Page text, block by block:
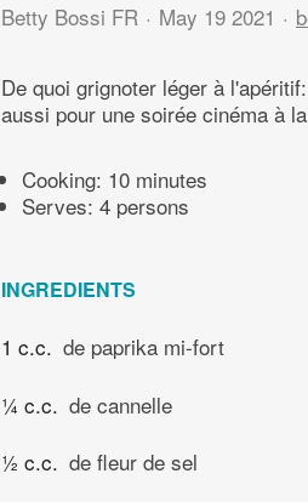
Betty Bossi FR May 19 2021
De quoi grignoter léger à
aussi pour une soirée cinéma à
Cooking: 10 minutes
Serves: 4 persons
INGREDIENTS
1 c.c. de paprika mi-fort
¼ c.c. de cannelle
½ c.c. de fleur de sel